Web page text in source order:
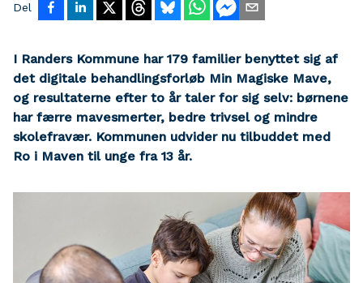
Del
I Randers Kommune har 179 familier benyttet sig af
det digitale behandlingsforløb Min Magiske Mave,
og resultaterne efter to år taler for sig selv: børnene
har færre mavesmerter, bedre trivsel og mindre
skolefravær. Kommunen udvider nu tilbuddet med
Ro i Maven til unge fra 13 år.